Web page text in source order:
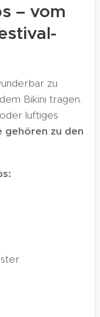
– vom
zu
Bikini tragen.
luftiges
gehören zu den